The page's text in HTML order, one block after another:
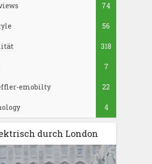
74
56
318
7
emobilty 22
4
durch London